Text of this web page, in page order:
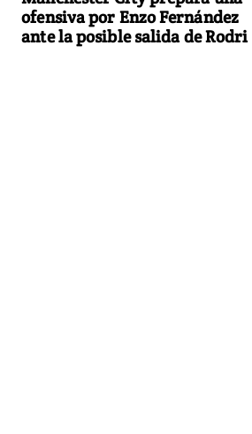
ofensiva por Enzo Fernández
ante la posible salida de Rodri